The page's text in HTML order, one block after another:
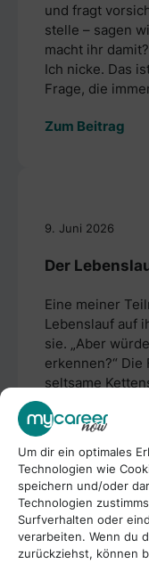
Um dir ein optimales
Technologien wie
speichern und/oder
Technologien
Surfverhalten oder
verarbeiten. Wenn du
zurückziehst, können
und fragt
stelle – sagen
macht ihr
Ich nicke. Das
Frage, die
Zum Beitrag
9. Juni 2026
Der
Eine meiner
Lebenslauf auf
sie. „Aber
erkennen?“ Die
seltsame
einer Welt, in
zuerst liest. Die
Zum Beitrag